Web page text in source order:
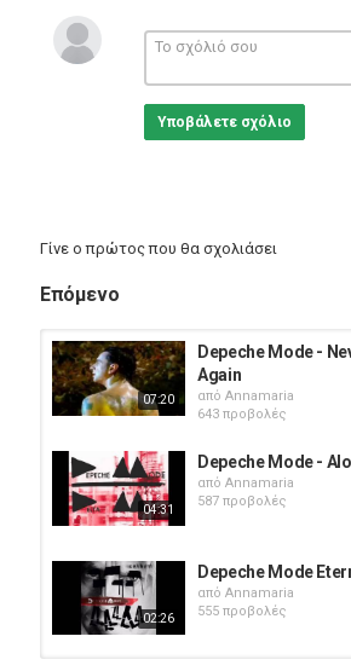
Υποβάλετε σχόλιο
Γίνε ο πρώτος που θα σχολιάσει
Επόμενο
07:20
Depeche Mode -
Again
από Annamaria
643 προβολές
04:31
Depeche Mode -
από Annamaria
587 προβολές
02:26
Depeche Mode
από Annamaria
555 προβολές